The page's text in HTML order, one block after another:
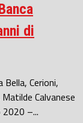
di
Cerioni,
Calvanese
2020 –...